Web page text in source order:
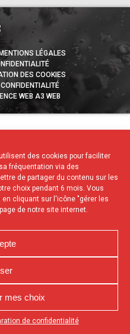
des cookies pour faciliter
fréquentation via des
de partager du contenu sur les
choix pendant 6 mois. Vous
cliquant sur l'icône "gérer les
de notre site internet.
mes choix
de confidentialité
de votre
LÉGALES
DES COOKIES
WEB A3 WEB